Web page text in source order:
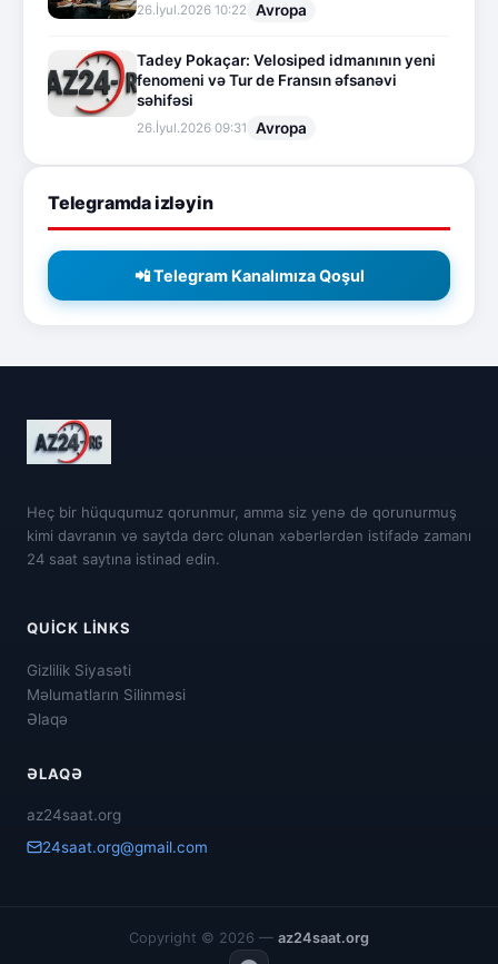
26.İyul.2026 10:22 Avropa
Tadey Pokaçar: Velosiped idmanının yeni
fenomeni və Tur de Fransın əfsanəvi
səhifəsi
26.İyul.2026 09:31 Avropa
Telegramda izləyin
📲 Telegram Kanalımıza Qoşul
Heç bir hüququmuz qorunmur, amma siz yenə də qorunurmuş
kimi davranın və saytda dərc olunan xəbərlərdən istifadə zamanı
24 saat saytına istinad edin.
QUICK LINKS
Gizlilik Siyasəti
Məlumatların Silinməsi
Əlaqə
ƏLAQƏ
az24saat.org
24saat.org@gmail.com
Copyright © 2026 — az24saat.org